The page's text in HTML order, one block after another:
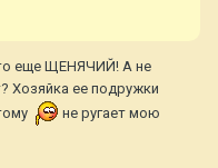
еще ЩЕНЯЧИЙ! А не
Хозяйка ее подружки
не ругает мою